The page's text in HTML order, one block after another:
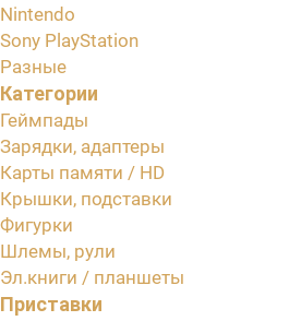
Nintendo
Sony PlayStation
Разные
Категории
Геймпады
Зарядки, адаптеры
Карты памяти / HD
Крышки, подставки
Фигурки
Шлемы, рули
Эл.книги / планшеты
Приставки